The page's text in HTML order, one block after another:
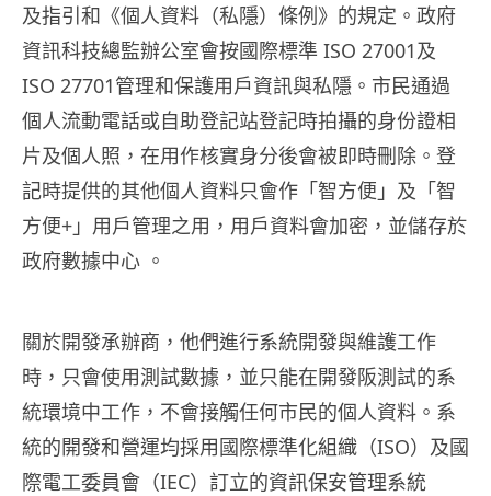
及指引和《個人資料（私隱）條例》的規定。政府
資訊科技總監辦公室會按國際標準 ISO 27001及
ISO 27701管理和保護用戶資訊與私隱。市民通過
個人流動電話或自助登記站登記時拍攝的身份證相
片及個人照，在用作核實身分後會被即時刪除。登
記時提供的其他個人資料只會作「智方便」及「智
方便+」用戶管理之用，用戶資料會加密，並儲存於
政府數據中心 。
關於開發承辦商，他們進行系統開發與維護工作
時，只會使用測試數據，並只能在開發阪測試的系
統環境中工作，不會接觸任何市民的個人資料。系
統的開發和營運均採用國際標準化組織（ISO）及國
際電工委員會（IEC）訂立的資訊保安管理系統